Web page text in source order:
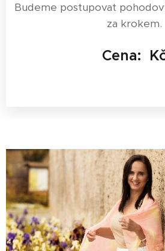
Budeme postupovat
za krokem.
Cena: